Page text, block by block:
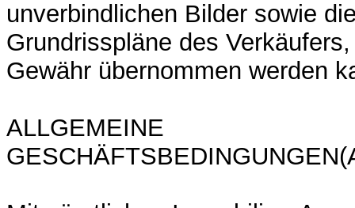
unverbindlichen Bilder sowie
Grundrisspläne des
Gewähr übernommen werden
ALLGEMEINE